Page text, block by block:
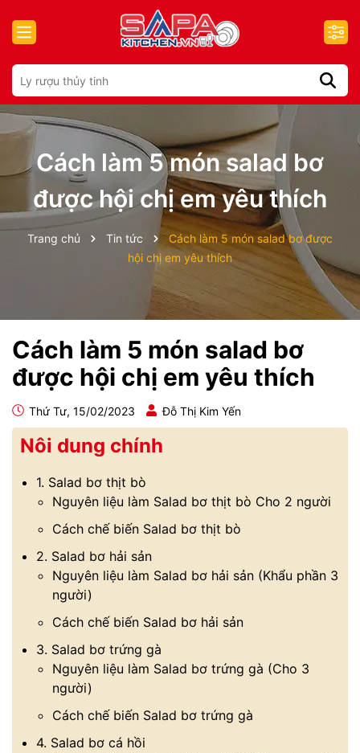
Cách làm 5 món salad bơ
được hội chị em yêu thích
Trang chủ Tin tức
Cách làm 5 món salad bơ được
hội chị em yêu thích
Cách làm 5 món salad bơ
được hội chị em yêu thích
Thứ Tư, 15/02/2023 Đỗ Thị Kim Yến
Nôi dung chính
1. Salad bơ thịt bò
Nguyên liệu làm Salad bơ thịt bò Cho 2 người
Cách chế biến Salad bơ thịt bò
2. Salad bơ hải sản
Nguyên liệu làm Salad bơ hải sản (Khẩu phần 3
người)
Cách chế biến Salad bơ hải sản
3. Salad bơ trứng gà
Nguyên liệu làm Salad bơ trứng gà (Cho 3
người)
Cách chế biến Salad bơ trứng gà
4. Salad bơ cá hồi